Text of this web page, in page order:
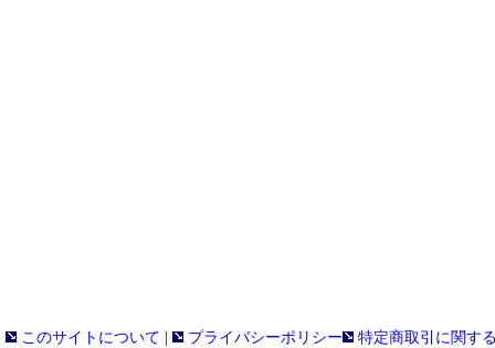
このサイトについて プライバシーポリシー 特定商取引に関す